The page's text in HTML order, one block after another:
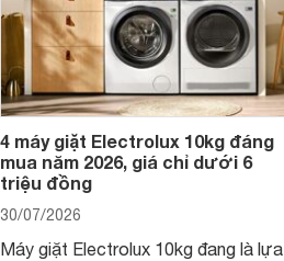
4 máy giặt Electrolux 10kg đáng
mua năm 2026, giá chỉ dưới 6
triệu đồng
30/07/2026
Máy giặt Electrolux 10kg đang là lựa